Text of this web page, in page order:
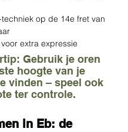
techniek op de 14e fret van
voor extra expressie
Gebruik je oren
hoogte van je
vinden – speel ook
ter controle.
in Eb: de